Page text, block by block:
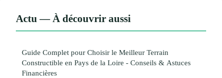
Actu — À découvrir aussi
Guide Complet pour Choisir le Meilleur Terrain
Constructible en Pays de la Loire - Conseils & Astuces
Financières